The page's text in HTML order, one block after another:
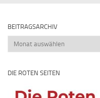
BEITRAGSARCHIV
Beitragsarchiv
DIE ROTEN SEITEN